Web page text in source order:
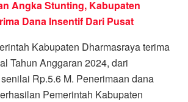
Angka Stunting, Kabupaten
Dana Insentif Dari Pusat
Kabupaten Dharmasraya terima
Tahun Anggaran 2024, dari
Rp.5.6 M. Penerimaan dana
Pemerintah Kabupaten